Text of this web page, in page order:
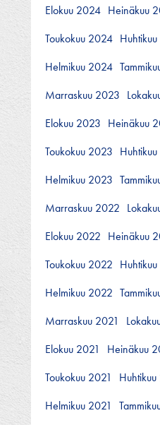
Elokuu 2024 Heinäkuu
Toukokuu 2024
Helmikuu 2024
Marraskuu 2023
Elokuu 2023 Heinäkuu
Toukokuu 2023
Helmikuu 2023
Marraskuu 2022
Elokuu 2022 Heinäkuu
Toukokuu 2022
Helmikuu 2022
Marraskuu 2021
Elokuu 2021
Heinäkuu
Toukokuu 2021
Helmikuu 2021